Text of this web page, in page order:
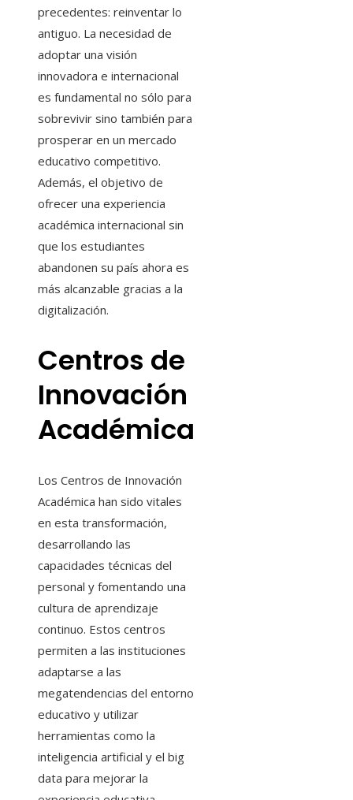
precedentes: reinventar lo
antiguo. La necesidad de
adoptar una visión
innovadora e internacional
es fundamental no sólo para
sobrevivir sino también para
prosperar en un mercado
educativo competitivo.
Además, el objetivo de
ofrecer una experiencia
académica internacional sin
que los estudiantes
abandonen su país ahora es
más alcanzable gracias a la
digitalización.
Centros de
Innovación
Académica
Los Centros de Innovación
Académica han sido vitales
en esta transformación,
desarrollando las
capacidades técnicas del
personal y fomentando una
cultura de aprendizaje
continuo. Estos centros
permiten a las instituciones
adaptarse a las
megatendencias del entorno
educativo y utilizar
herramientas como la
inteligencia artificial y el big
data para mejorar la